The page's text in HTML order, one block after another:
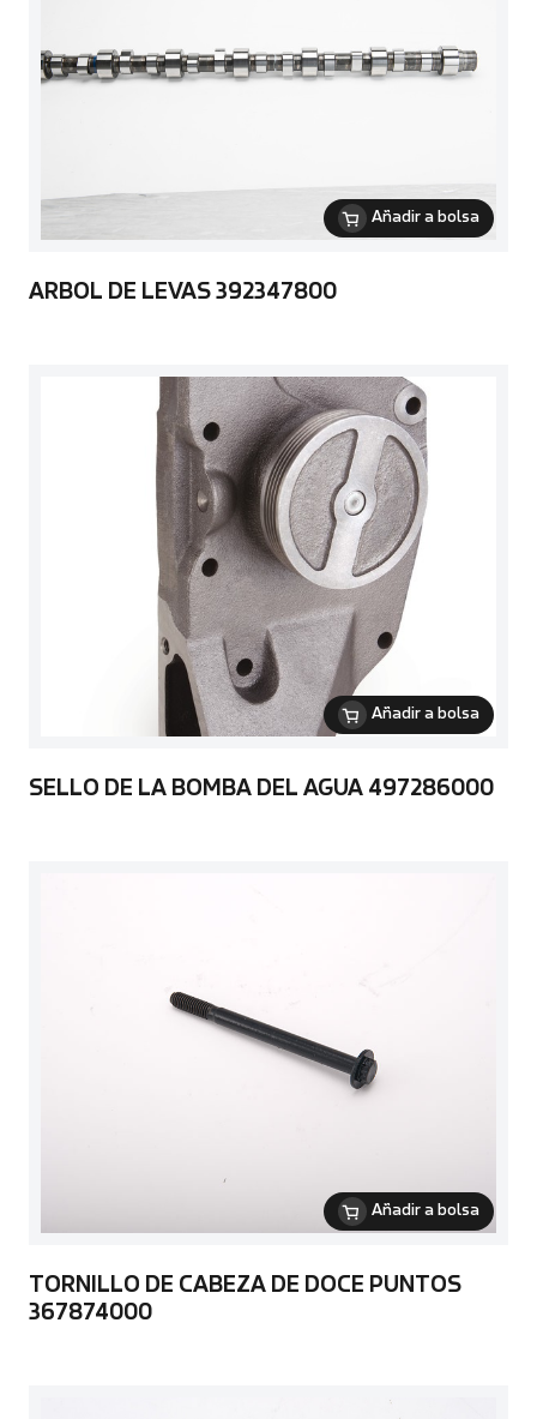
Añadir a bolsa
ARBOL DE LEVAS 392347800
Añadir a bolsa
SELLO DE LA BOMBA DEL AGUA 497286000
Añadir a bolsa
TORNILLO DE CABEZA DE DOCE PUNTOS
367874000